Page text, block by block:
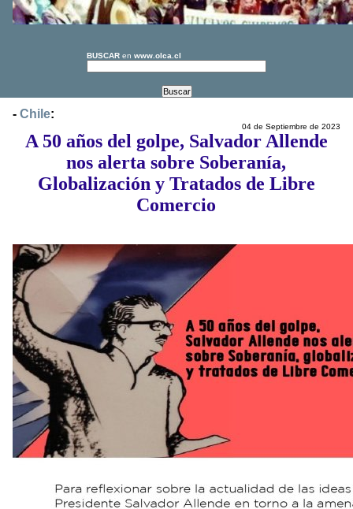
BUSCAR en www.olca.cl
- Chile:
04 de Septiembre de 2023
A 50 años del golpe, Salvador Allende
nos alerta sobre Soberanía,
Globalización y Tratados de Libre
Comercio